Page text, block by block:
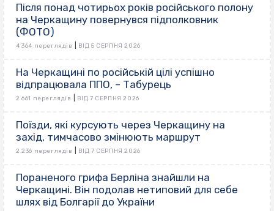
Після понад чотирьох років російського полону
на Черкащину повернувся підполковник
(ФОТО)
4 364 переглядів ВІД 5 СЕРПНЯ 2026
На Черкащині по російській цілі успішно
відпрацювала ППО, – Табурець
2 661 переглядів ВІД 7 СЕРПНЯ 2026
Поїзди, які курсують через Черкащину на
захід, тимчасово змінюють маршрут
2 236 переглядів ВІД 7 СЕРПНЯ 2026
Пораненого грифа Берліна знайшли на
Черкащині. Він подолав нетиповий для себе
шлях від Болгарії до України